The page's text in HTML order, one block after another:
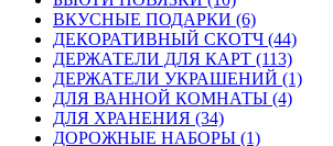
ВКУСНЫЕ ПОДАРКИ (6)
ДЕКОРАТИВНЫЙ СКОТЧ (44)
ДЕРЖАТЕЛИ ДЛЯ КАРТ (113)
ДЕРЖАТЕЛИ УКРАШЕНИЙ (1)
ДЛЯ ВАННОЙ КОМНАТЫ (4)
ДЛЯ ХРАНЕНИЯ (34)
ДОРОЖНЫЕ НАБОРЫ (1)